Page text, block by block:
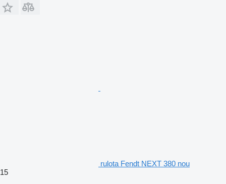
rulota Fendt NEXT 380 nou
15